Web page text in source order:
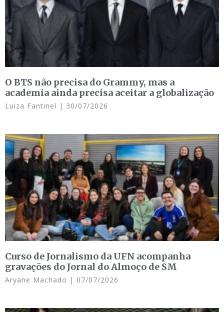
O BTS não precisa do Grammy, mas a
academia ainda precisa aceitar a globalização
Luiza Fantinel 30/07/2026
Curso de Jornalismo da UFN acompanha
gravações do Jornal do Almoço de SM
Aryane Machado 07/07/2026